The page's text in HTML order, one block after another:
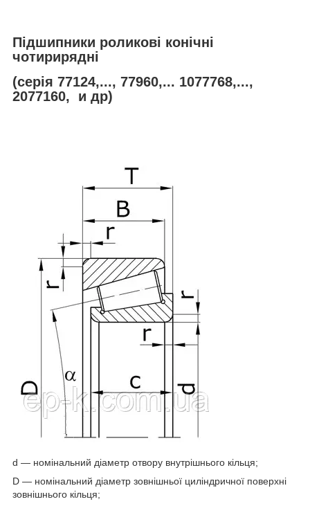
Підшипники роликові конічні
чотирирядні
(серія 77124,..., 77960,... 1077768,...,
2077160, и др)
d — номінальний діаметр отвору внутрішнього кільця;
D — номінальний діаметр зовнішньої циліндричної поверхні
зовнішнього кільця;